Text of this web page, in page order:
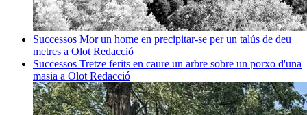
Successos Mor un home en precipitar-se per un talús de deu
metres a Olot Redacció
Successos Tretze ferits en caure un arbre sobre un porxo d'una
masia a Olot Redacció